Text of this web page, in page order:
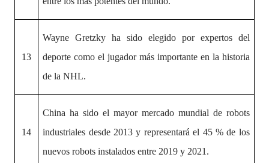
13
Wayne Gretzky ha sido elegido por expertos del
deporte como el jugador más importante en la historia
de la NHL.
14
China ha sido el mayor mercado mundial de robots
industriales desde 2013 y representará el 45 % de los
nuevos robots instalados entre 2019 y 2021.